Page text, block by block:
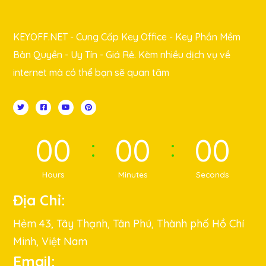
KEYOFF.NET - Cung Cấp Key Office - Key Phần Mềm
Bản Quyền - Uy Tín - Giá Rẻ. Kèm nhiều dịch vụ về
internet mà có thể bạn sẽ quan tâm
00
Hours
00
Minutes
00
Seconds
Địa Chỉ:
Hẻm 43, Tây Thạnh, Tân Phú, Thành phố Hồ Chí
Minh, Việt Nam
Email: